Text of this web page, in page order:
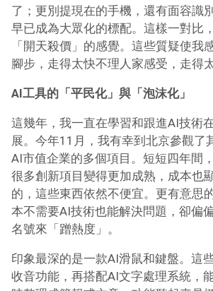
了；更別提現在的手機，還有面容識
早已成為大眾化的標配。這樣一對比
「開天殺價」的感覺。這些質疑使我
腳步，走得太快不理人家感受，走得
AI工具的「平民化」與「泡沫化」
這幾年，我一直在學習和跟進AI技術
展。今年11月，我有幸到北京參觀了
AI市值企業的多個項目。短短四年間
很多創新項目變得更加成熟，成本也
的，這些東西依然不便宜。更有意思
本不需要AI技術也能解決問題，卻偏
名號來「蹭熱度」。
印象最深的是一款AI滑鼠和鍵盤。這
收音功能，再搭配AI文字處理系統，